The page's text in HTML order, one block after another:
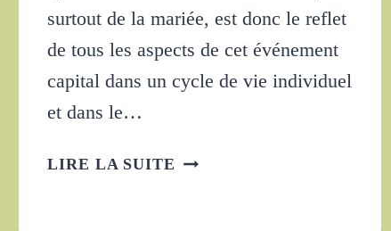
surtout de la mariée, est donc le reflet
de tous les aspects de cet événement
capital dans un cycle de vie individuel
et dans le…
LIRE LA SUITE LE